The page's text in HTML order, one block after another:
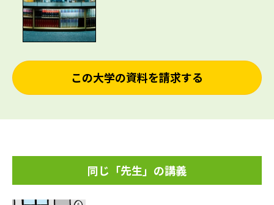
この大学の資料を請求する
同じ「先生」の講義